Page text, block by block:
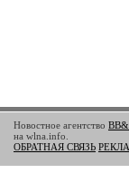
Новостное агентство
на wlna.info.
ОБРАТНАЯ СВЯЗЬ